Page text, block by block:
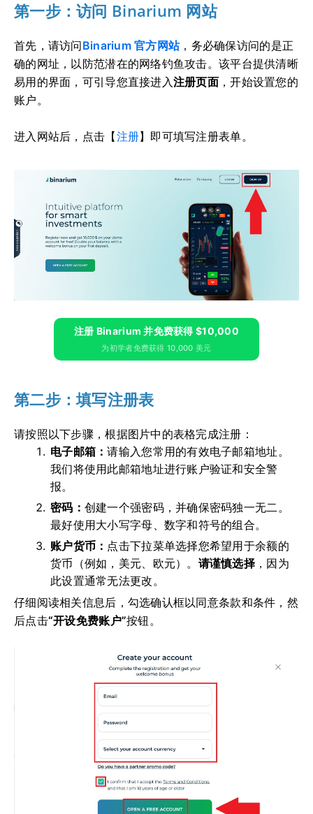
第一步：访问 Binarium 网站
首先，请访问Binarium 官方网站，务必确保访问的是正
确的网址，以防范潜在的网络钓鱼攻击。该平台提供清晰
易用的界面，可引导您直接进入注册页面 ，开始设置您的
账户。
进入网站后，点击【注册】即可填写注册表单。
注册 Binarium 并免费获得 $10,000
为初学者免费获得 10,000 美元
第二步：填写注册表
请按照以下步骤，根据图片中的表格完成注册：
电子邮箱：请输入您常用的有效电子邮箱地址。
我们将使用此邮箱地址进行账户验证和安全警
报。
密码： 创建一个强密码，并确保密码独一无二。
最好使用大小写字母、数字和符号的组合。
账户货币： 点击下拉菜单选择您希望用于余额的
货币（例如，美元、欧元）。 请谨慎选择 ，因为
此设置通常无法更改。
仔细阅读相关信息后，勾选确认框以同意条款和条件，然
后点击“开设免费账户”按钮。